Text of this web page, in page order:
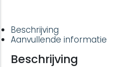
Beschrijving
Aanvullende informatie
Beschrijving